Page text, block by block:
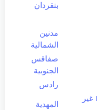
بنقردان
مدنين
الشمالية
صفاقس
الجنوبية
رادس
شركة FOREVER CONSULTING غير
المهدية